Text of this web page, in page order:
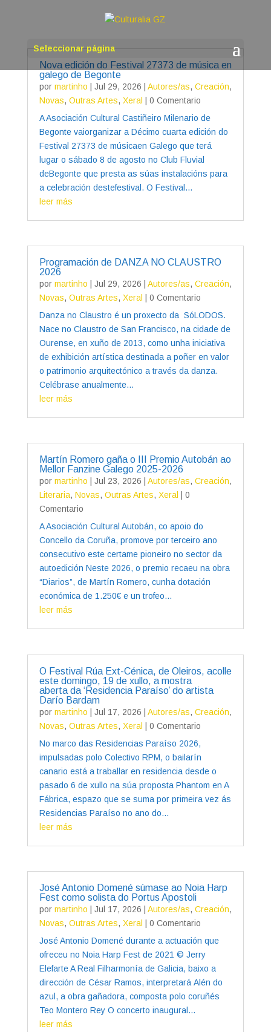
Seleccionar página
Nova edición do Festival 27373 de música en
galego de Begonte
por martinho Jul 29, 2026 Autores/as, Creación,
Novas, Outras Artes, Xeral
| 0 Comentario
A Asociación Cultural Castiñeiro Milenario de
Begonte vaiorganizar a Décimo cuarta edición do
Festival 27373 de músicaen Galego que terá
lugar o sábado 8 de agosto no Club Fluvial
deBegonte que presta as súas instalacións para
a celebración destefestival. O Festival...
leer más
Programación de DANZA NO CLAUSTRO
2026
por martinho Jul 29, 2026 Autores/as, Creación,
Novas, Outras Artes, Xeral
| 0 Comentario
Danza no Claustro é un proxecto da SóLODOS.
Nace no Claustro de San Francisco, na cidade de
Ourense, en xuño de 2013, como unha iniciativa
de exhibición artística destinada a poñer en valor
o patrimonio arquitectónico a través da danza.
Celébrase anualmente...
leer más
Martín Romero gaña o III Premio Autobán ao
Mellor Fanzine Galego 2025-2026
por martinho Jul 23, 2026 Autores/as, Creación,
Literaria, Novas, Outras Artes, Xeral
| 0
Comentario
A Asociación Cultural Autobán, co apoio do
Concello da Coruña, promove por terceiro ano
consecutivo este certame pioneiro no sector da
autoedición Neste 2026, o premio recaeu na obra
“Diarios”, de Martín Romero, cunha dotación
económica de 1.250€ e un trofeo...
leer más
O Festival Rúa Ext-Cénica, de Oleiros, acolle
este domingo, 19 de xullo, a mostra
aberta da ‘Residencia Paraíso’ do artista
Darío Bardam
por martinho Jul 17, 2026 Autores/as, Creación,
Novas, Outras Artes, Xeral
| 0 Comentario
No marco das Residencias Paraíso 2026,
impulsadas polo Colectivo RPM, o bailarín
canario está a traballar en residencia desde o
pasado 6 de xullo na súa proposta Phantom en A
Fábrica, espazo que se suma por primeira vez ás
Residencias Paraíso no ano do...
leer más
José Antonio Domené súmase ao Noia Harp
Fest como solista do Portus Apostoli
por martinho Jul 17, 2026 Autores/as, Creación,
Novas, Outras Artes, Xeral
| 0 Comentario
José Antonio Domené durante a actuación que
ofreceu no Noia Harp Fest de 2021 © Jerry
Elefarte A Real Filharmonía de Galicia, baixo a
dirección de César Ramos, interpretará Alén do
azul, a obra gañadora, composta polo coruñés
Teo Montero Rey O concerto inaugural...
leer más